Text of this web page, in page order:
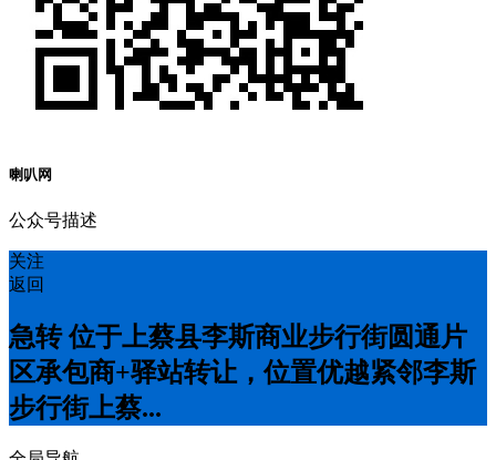
喇叭网
公众号描述
关注
返回
急转 位于上蔡县李斯商业步行街圆通片
区承包商+驿站转让，位置优越紧邻李斯
步行街上蔡...